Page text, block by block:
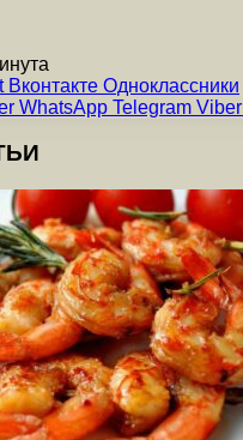
Вконтакте Одноклассники
WhatsApp Telegram Viber